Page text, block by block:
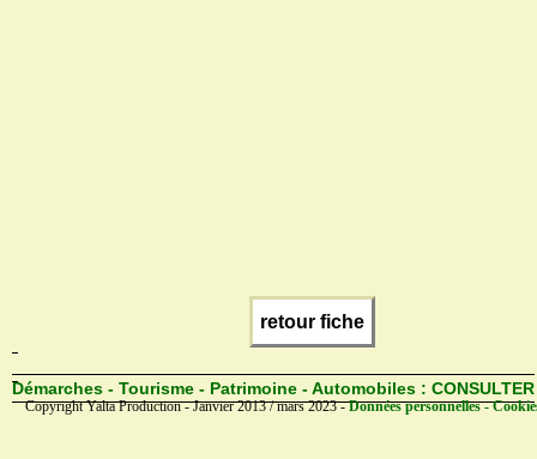
retour fiche
Démarches - Tourisme - Patrimoine - Automobiles : CONSULTER
Copyright Yalta Production - Janvier 2013 / mars 2023 -Données personnelles -